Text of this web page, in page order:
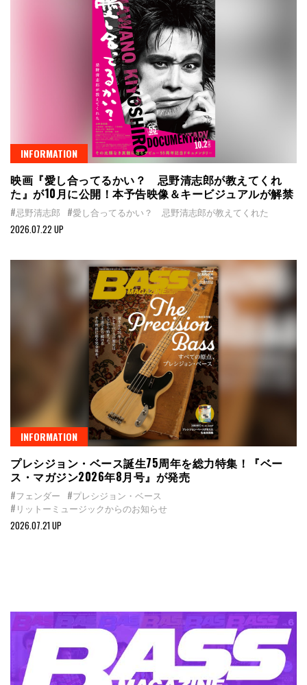
INFORMATION
映画『愛し合ってるかい？ 忌野清志郎が教えてくれ
た』が10月に公開！本予告映像＆キービジュアルが解禁
#忌野清志郎 #愛し合ってるかい？ 忌野清志郎が教えてくれた
2026.07.22 UP
INFORMATION
プレシジョン・ベース誕生75周年を総力特集！『ベー
ス・マガジン2026年8月号』が発売
#フェンダー #プレシジョン・ベース
#リットーミュージックからのお知らせ
2026.07.21 UP